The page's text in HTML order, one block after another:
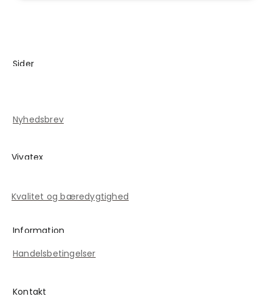
Sider
Nyhedsbrev
Vivatex
Kvalitet og bæredygtighed
Information
Handelsbetingelser
Kontakt